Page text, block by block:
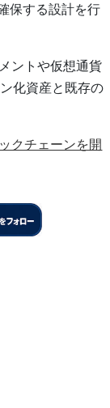
保する設計を行
ントや仮想通貨
化資産と既存の
クチェーンを開